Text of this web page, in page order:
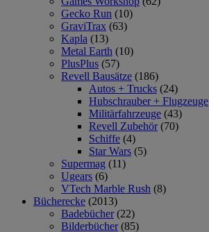
Gecko Run (10)
GraviTrax (63)
Kapla (13)
Metal Earth (10)
PlusPlus (57)
Revell Bausätze (186)
Autos + Trucks (24)
Hubschrauber + Flugzeuge
Militärfahrzeuge (43)
Revell Zubehör (70)
Schiffe (4)
Star Wars (5)
Supermag (11)
Ugears (6)
VTech Marble Rush (8)
Bücherecke (2013)
Badebücher (22)
Bilderbücher (85)